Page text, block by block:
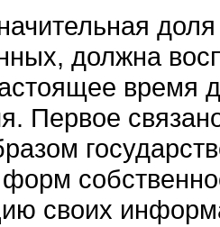
должна
время
Первое
своих